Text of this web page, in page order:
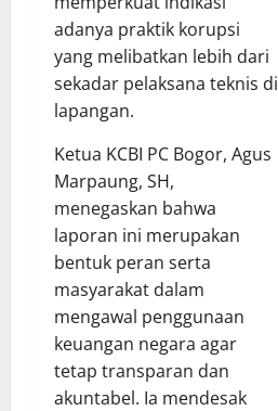
adanya praktik korupsi
yang melibatkan lebih dari
sekadar pelaksana teknis di
lapangan.
Ketua KCBI PC Bogor, Agus
Marpaung, SH,
menegaskan bahwa
laporan ini merupakan
bentuk peran serta
masyarakat dalam
mengawal penggunaan
keuangan negara agar
tetap transparan dan
akuntabel. Ia mendesak